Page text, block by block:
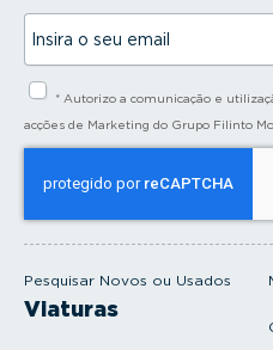
Pesquisar Novos ou Usados
Viaturas
s
l
* Autorizo a comunicação e
acções de Marketing do Grupo Filinto